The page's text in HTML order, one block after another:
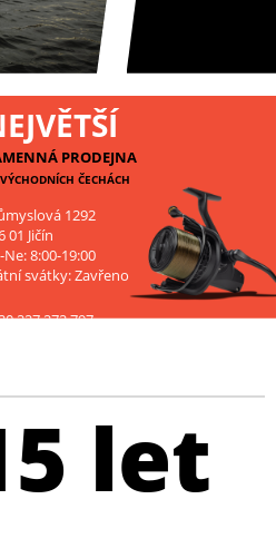
PRODEJNA
ČECHÁCH
1292
01 Jičín
Ne: 8:00-19:00
svátky: Zavřeno
227 272 797
let